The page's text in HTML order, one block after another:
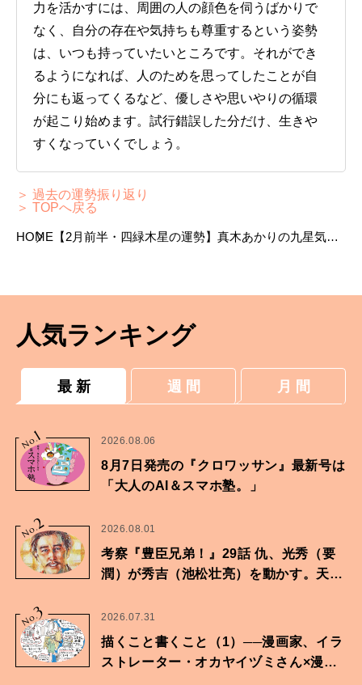
力を活かすには、周囲の人の顔色を伺うばかりで
なく、自分の存在や気持ちも尊重するという姿勢
は、いつも持っていたいところです。それができ
るようになれば、人のためを思ってしたことが自
分にも返ってくるなど、優しさや思いやりの循環
が起こり始めます。試行錯誤した分だけ、生きや
すくなっていくでしょう。
＞ 過去の運勢振り返り
＞ TOPへ戻る
HOME 【2月前半・四緑木星の運勢】真木あかりの九星気学
人気ランキング
最 新 週 間 月 間
No.
1 2026.08.06
8月7日発売の『クロワッサン』最新号は
「大人のAI＆スマホ塾。」
No.2 2026.08.01
考察『豊臣兄弟！』29話 仇、光秀（要
潤）が秀吉（池松壮亮）を動かす。天下
No.
3 2026.07.31
描くこと書くこと（1）──漫画家、イラ
ストレーター・オカヤイヅミさん×漫画